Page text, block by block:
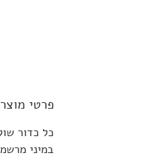
פרטי מוצר
כל כדור
במיני